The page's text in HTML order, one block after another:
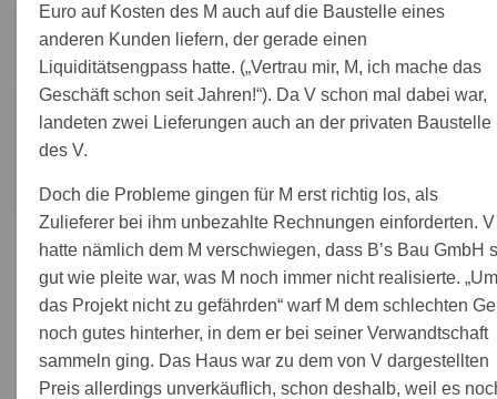
Euro auf Kosten des M auch auf die Baustelle eines
anderen Kunden liefern, der gerade einen
Liquiditätsengpass hatte. („Vertrau mir, M, ich mache das
Geschäft schon seit Jahren!“). Da V schon mal dabei war,
landeten zwei Lieferungen auch an der privaten Baustelle
des V.
Doch die Probleme gingen für M erst richtig los, als
Zulieferer bei ihm unbezahlte Rechnungen einforderten. V
hatte nämlich dem M verschwiegen, dass B’s Bau GmbH
gut wie pleite war, was M noch immer nicht realisierte.
das Projekt nicht zu gefährden“ warf M dem schlechten
noch gutes hinterher, in dem er bei seiner Verwandtschaft
sammeln ging. Das Haus war zu dem von V dargestellten
Preis allerdings unverkäuflich, schon deshalb, weil es